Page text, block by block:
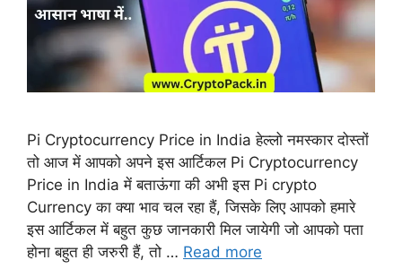
Pi Cryptocurrency Price in India हेल्लो नमस्कार दोस्तों
तो आज में आपको अपने इस आर्टिकल Pi Cryptocurrency
Price in India में बताऊंगा की अभी इस Pi crypto
Currency का क्या भाव चल रहा हैं, जिसके लिए आपको हमारे
इस आर्टिकल में बहुत कुछ जानकारी मिल जायेगी जो आपको पता
होना बहुत ही जरुरी हैं, तो … Read more